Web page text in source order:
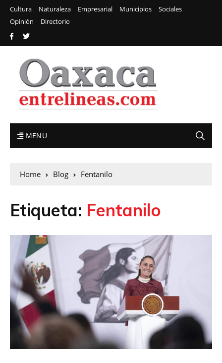
Cultura Naturaleza Empresarial Municipios
Sociales
Opinión
Directorio
MENU
Home Blog Fentanilo
Etiqueta: Fentanilo